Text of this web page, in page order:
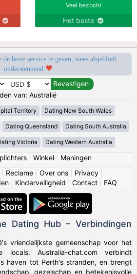
Veel bezocht
Het beste
beste service te geven, wees alsjeblieft
ondersteunend
van: Australië
Territory Dating New South Wales
Dating Queensland Dating South Australia
Victoria Dating Western Australia
| Winkel| Meningen
Reclame Over ons Privacy
Kinderveiligheid Contact FAQ
Dating Hub – Verbindingen
vriendelijkste gemeenschap voor het
locals. Australia-chat.com verbindt
haven tot Perth's stranden, en brengt
gezelschap en betekenisvolle